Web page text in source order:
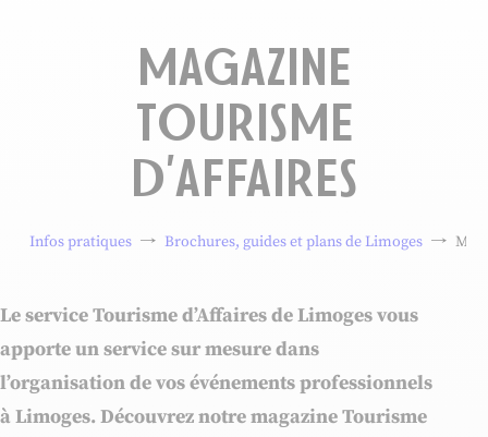
MAGAZINE
TOURISME
D’AFFAIRES
Infos pratiques Brochures, guides et plans de Limoges
Le service Tourisme d’Affaires de Limoges vous
apporte un service sur mesure dans
l’organisation de vos événements professionnels
à Limoges. Découvrez notre magazine Tourisme